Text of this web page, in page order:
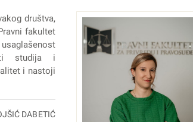
društva,
fakultet
studija i
i nastoji
DABETIĆ